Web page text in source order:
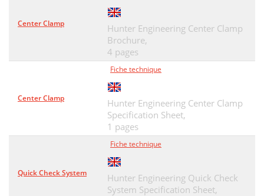
Center Clamp
Hunter Engineering Center Clamp
Brochure,
4 pages
Center Clamp
Fiche technique
Hunter Engineering Center Clamp
Specification Sheet,
1 pages
Quick Check System
Fiche technique
Hunter Engineering Quick Check
System Specification Sheet,